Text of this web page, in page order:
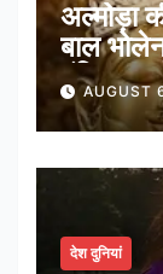
अल्मोड़ा
बाल
मंदिर का
AUGUST
देश दुनियां